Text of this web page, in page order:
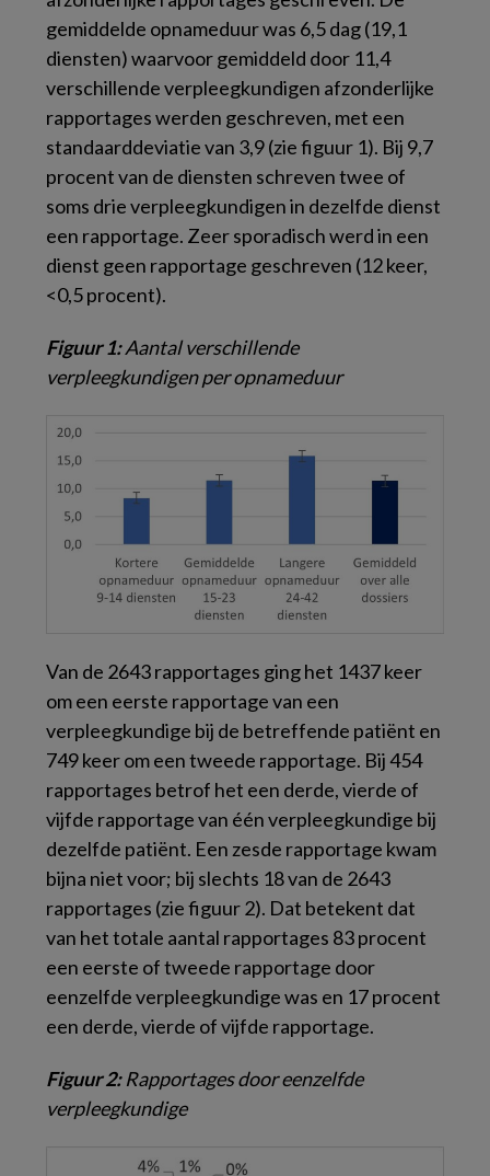
gemiddelde opnameduur was 6,5 dag (19,1
diensten) waarvoor gemiddeld door 11,4
verschillende verpleegkundigen afzonderlijke
rapportages werden geschreven, met een
standaarddeviatie van 3,9 (zie figuur 1). Bij 9,7
procent van de diensten schreven twee of
soms drie verpleegkundigen in dezelfde dienst
een rapportage. Zeer sporadisch werd in een
dienst geen rapportage geschreven (12 keer,
<0,5 procent).
Figuur 1:Aantal verschillende
verpleegkundigen per opnameduur
Van de 2643 rapportages ging het 1437 keer
om een eerste rapportage van een
verpleegkundige bij de betreffende patiënt en
749 keer om een tweede rapportage. Bij 454
rapportages betrof het een derde, vierde of
vijfde rapportage van één verpleegkundige bij
dezelfde patiënt. Een zesde rapportage kwam
bijna niet voor; bij slechts 18 van de 2643
rapportages (zie figuur 2). Dat betekent dat
van het totale aantal rapportages 83 procent
een eerste of tweede rapportage door
eenzelfde verpleegkundige was en 17 procent
een derde, vierde of vijfde rapportage.
Figuur 2:Rapportages door eenzelfde
verpleegkundige